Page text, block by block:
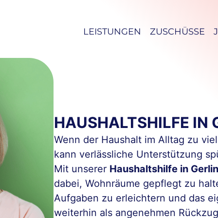
LEISTUNGEN ZUSCHÜSSE
HAUSHALTSHILFE IN
Wenn der Haushalt im Alltag zu
kann verlässliche Unterstützung
Mit unserer Haushaltshilfe in
dabei, Wohnräume gepflegt zu
Aufgaben zu erleichtern und das
weiterhin als angenehmen